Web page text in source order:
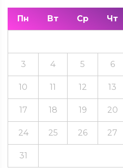
Пн Вт Ср Чт
3 4 5 6
10 11 12 13
17 18 19 20
24 25 26 27
31